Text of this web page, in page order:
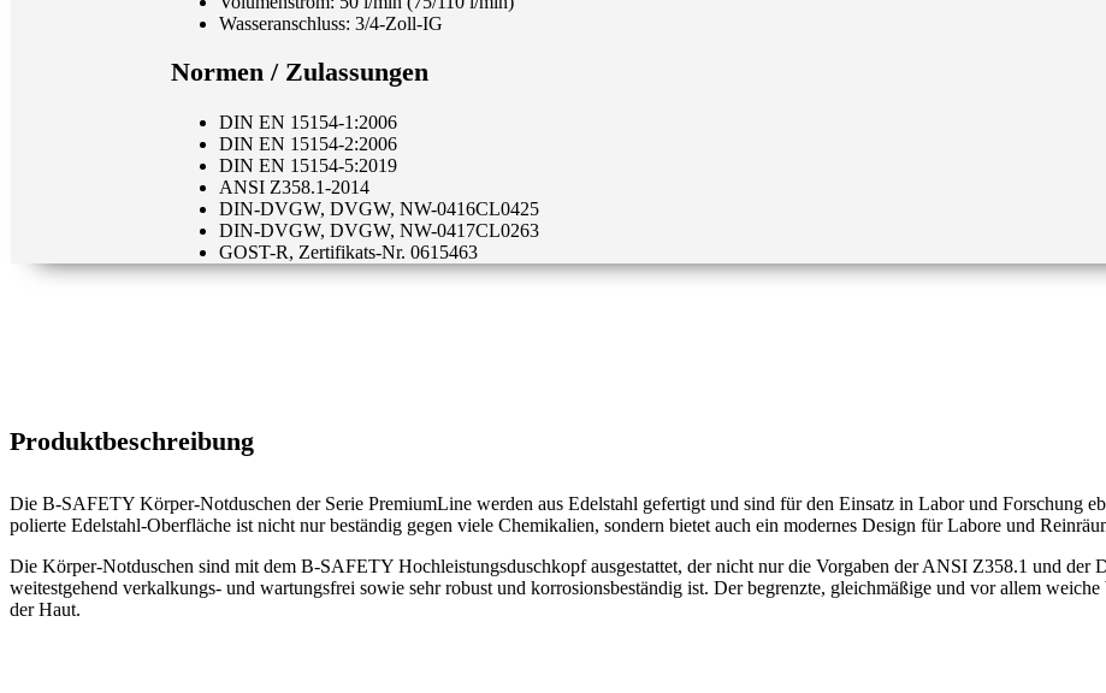
Wasseranschluss: 3/4-Zoll-IG
Normen / Zulassungen
DIN EN 15154-1:2006
DIN EN 15154-2:2006
DIN EN 15154-5:2019
ANSI Z358.1-2014
DIN-DVGW, DVGW, NW-0416CL0425
DIN-DVGW, DVGW, NW-0417CL0263
GOST-R, Zertifikats-Nr. 0615463
Produktbeschreibung
Die B-SAFETY Körper-Notduschen der Serie PremiumLine werden aus Edelstahl gefertigt und sind für den Einsatz in Labor und Forschung
polierte Edelstahl-Oberfläche ist nicht nur beständig gegen viele Chemikalien, sondern bietet auch ein modernes Design für Labore und
Die Körper-Notduschen sind mit dem B-SAFETY Hochleistungsduschkopf ausgestattet, der nicht nur die Vorgaben der ANSI Z358.1 und der
weitestgehend verkalkungs- und wartungsfrei sowie sehr robust und korrosionsbeständig ist. Der begrenzte, gleichmäßige und vor allem
der Haut.